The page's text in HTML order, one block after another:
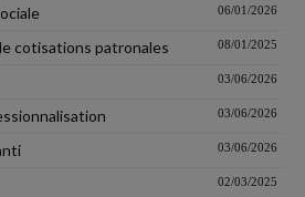
06/01/2026
cotisations patronales 08/01/2025
03/06/2026
03/06/2026
03/06/2026
02/03/2025